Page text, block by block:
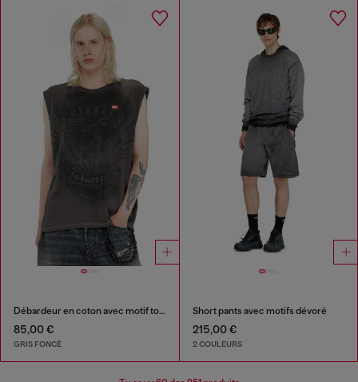
Débardeur en coton avec motif ton sur ton
85,00 €
GRIS FONCÉ
Short pants avec motifs dévoré
215,00 €
2 COULEURS